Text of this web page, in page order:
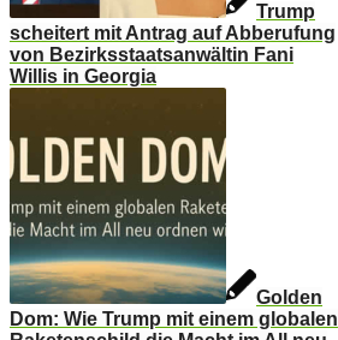
Trump
scheitert mit Antrag auf Abberufung
von Bezirksstaatsanwältin Fani
Willis in Georgia
Golden
Dom: Wie Trump mit einem globalen